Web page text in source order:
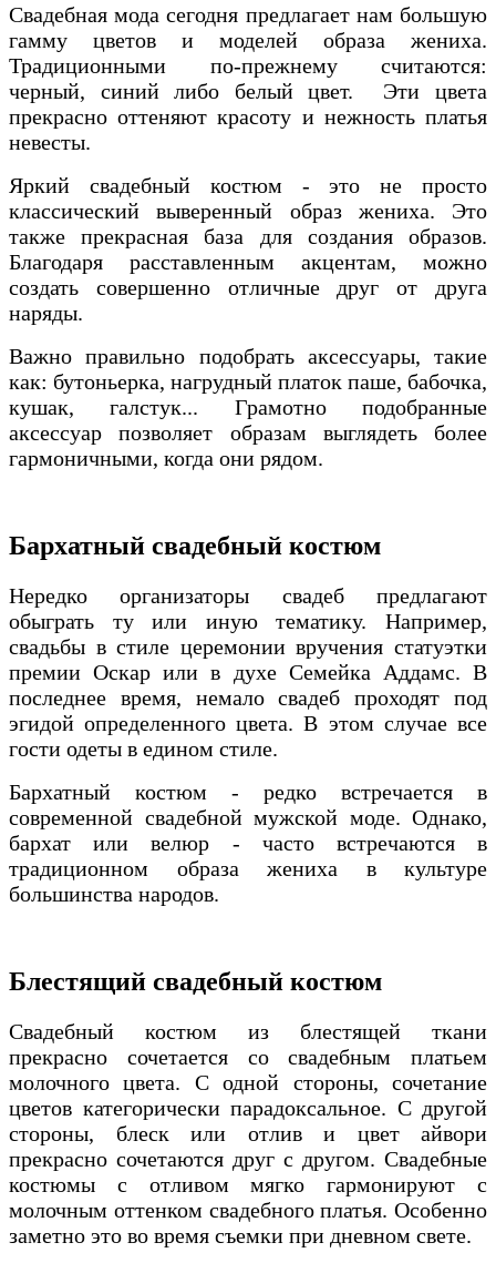
Свадебная мода сегодня предлагает нам большую
гамму цветов и моделей образа жениха.
Традиционными по-прежнему считаются:
черный, синий либо белый цвет. Эти цвета
прекрасно оттеняют красоту и нежность платья
невесты.
Яркий свадебный костюм - это не просто
классический выверенный образ жениха. Это
также прекрасная база для создания образов.
Благодаря расставленным акцентам, можно
создать совершенно отличные друг от друга
наряды.
Важно правильно подобрать аксессуары, такие
как: бутоньерка, нагрудный платок паше, бабочка,
кушак, галстук... Грамотно подобранные
аксессуар позволяет образам выглядеть более
гармоничными, когда они рядом.
Бархатный свадебный костюм
Нередко организаторы свадеб предлагают
обыграть ту или иную тематику. Например,
свадьбы в стиле церемонии вручения статуэтки
премии Оскар или в духе Семейка Аддамс. В
последнее время, немало свадеб проходят под
эгидой определенного цвета. В этом случае все
гости одеты в едином стиле.
Бархатный костюм - редко встречается в
современной свадебной мужской моде. Однако,
бархат или велюр - часто встречаются в
традиционном образа жениха в культуре
большинства народов.
Блестящий свадебный костюм
Свадебный костюм из блестящей ткани
прекрасно сочетается со свадебным платьем
молочного цвета. С одной стороны, сочетание
цветов категорически парадоксальное. С другой
стороны, блеск или отлив и цвет айвори
прекрасно сочетаются друг с другом. Свадебные
костюмы с отливом мягко гармонируют с
молочным оттенком свадебного платья. Особенно
заметно это во время съемки при дневном свете.